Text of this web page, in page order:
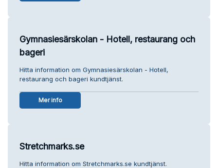
Gymnasiesärskolan - Hotell, restaurang och
bageri
Hitta information om Gymnasiesärskolan - Hotell,
restaurang och bageri kundtjänst.
Mer info
Stretchmarks.se
Hitta information om Stretchmarks.se kundtjänst.